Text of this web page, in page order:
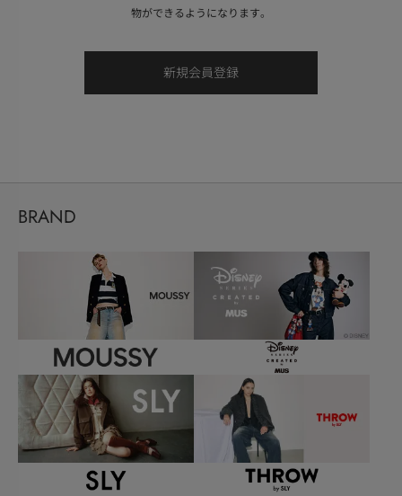
物ができるようになります。
BRAND